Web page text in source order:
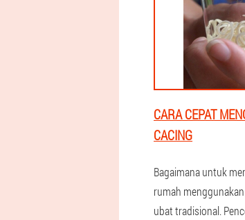
CARA CEPAT
CACING
Bagaimana untuk
rumah
ubat tradisional.